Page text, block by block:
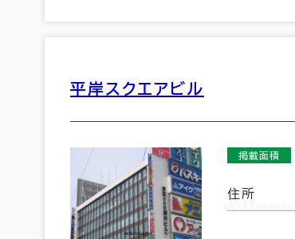
平岸スクエアビル
掲載面積
住所